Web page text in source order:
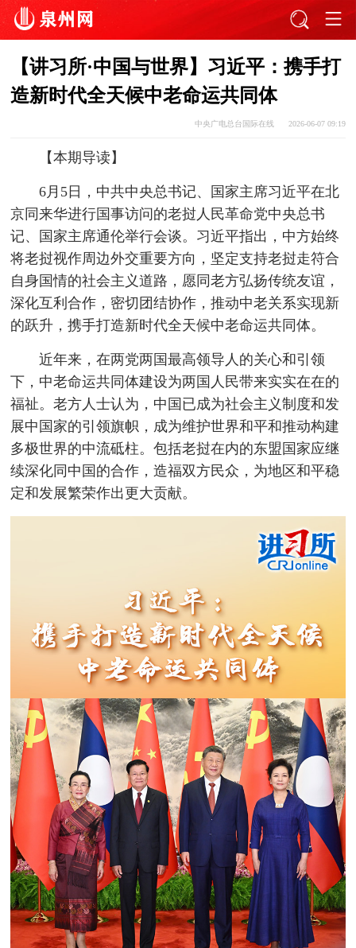
【讲习所·中国与世界】习近平：携手打
造新时代全天候中老命运共同体
中央广电总台国际在线 2026-06-07 09:19
【本期导读】
6月5日，中共中央总书记、国家主席习近平在北
京同来华进行国事访问的老挝人民革命党中央总书
记、国家主席通伦举行会谈。习近平指出，中方始终
将老挝视作周边外交重要方向，坚定支持老挝走符合
自身国情的社会主义道路，愿同老方弘扬传统友谊，
深化互利合作，密切团结协作，推动中老关系实现新
的跃升，携手打造新时代全天候中老命运共同体。
近年来，在两党两国最高领导人的关心和引领
下，中老命运共同体建设为两国人民带来实实在在的
福祉。老方人士认为，中国已成为社会主义制度和发
展中国家的引领旗帜，成为维护世界和平和推动构建
多极世界的中流砥柱。包括老挝在内的东盟国家应继
续深化同中国的合作，造福双方民众，为地区和平稳
定和发展繁荣作出更大贡献。